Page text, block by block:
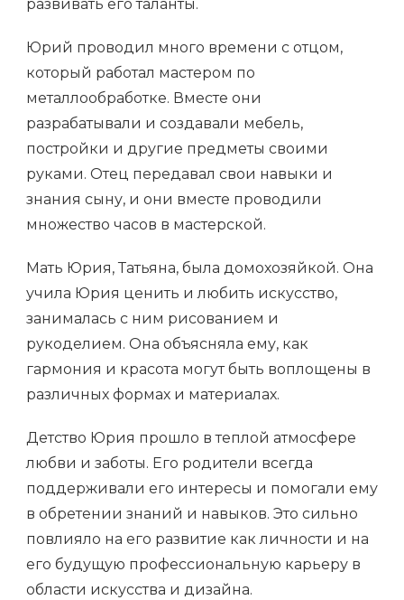
развивать его таланты.
Юрий проводил много времени с отцом,
который работал мастером по
металлообработке. Вместе они
разрабатывали и создавали мебель,
постройки и другие предметы своими
руками. Отец передавал свои навыки и
знания сыну, и они вместе проводили
множество часов в мастерской.
Мать Юрия, Татьяна, была домохозяйкой. Она
учила Юрия ценить и любить искусство,
занималась с ним рисованием и
рукоделием. Она объясняла ему, как
гармония и красота могут быть воплощены в
различных формах и материалах.
Детство Юрия прошло в теплой атмосфере
любви и заботы. Его родители всегда
поддерживали его интересы и помогали ему
в обретении знаний и навыков. Это сильно
повлияло на его развитие как личности и на
его будущую профессиональную карьеру в
области искусства и дизайна.